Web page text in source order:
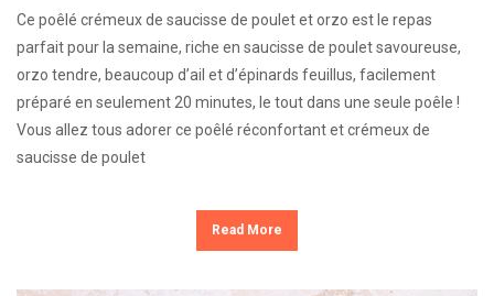
Ce poêlé crémeux de saucisse de poulet et orzo est le repas
parfait pour la semaine, riche en saucisse de poulet savoureuse,
orzo tendre, beaucoup d’ail et d’épinards feuillus, facilement
préparé en seulement 20 minutes, le tout dans une seule poêle !
Vous allez tous adorer ce poêlé réconfortant et crémeux de
saucisse de poulet
Read More